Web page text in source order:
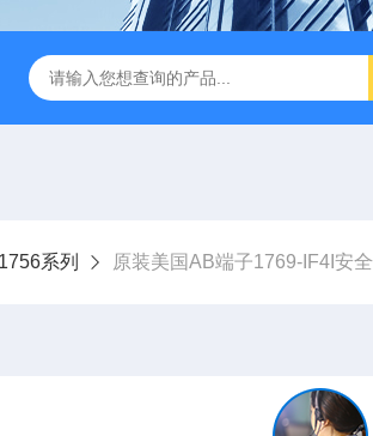
1756系列 原装美国AB端子1769-IF4I安